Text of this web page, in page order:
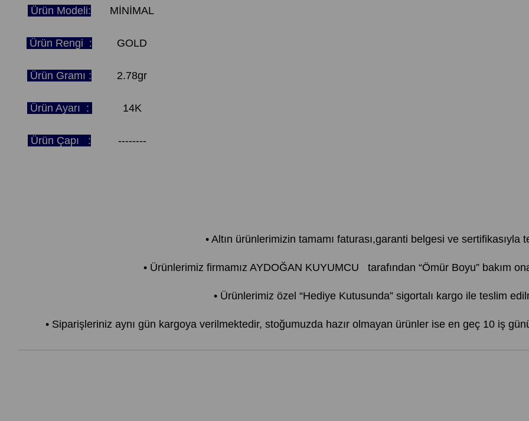
Ürün Modeli: MİNİMAL
Ürün Rengi : GOLD
Ürün Gramı : 2.78gr
Ürün Ayarı : 14K
Ürün Çapı : --------
• Altın ürünlerimizin tamamı faturası,garanti belgesi ve sertifikasıyla
• Ürünlerimiz firmamız AYDOĞAN KUYUMCU tarafından “Ömür Boyu” bakım
• Ürünlerimiz özel “Hediye Kutusunda” sigortalı kargo ile teslim
• Siparişleriniz aynı gün kargoya verilmektedir, stoğumuzda hazır olmayan ürünler ise en geç 10 iş